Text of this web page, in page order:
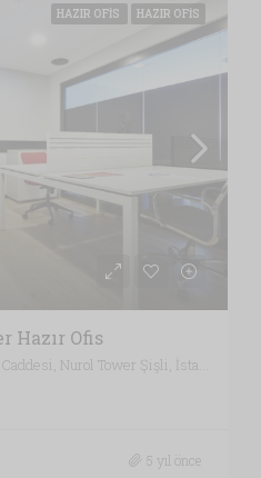
HAZIR OFIS HAZIR OFIS
Hazır Ofis
5 yıl önce